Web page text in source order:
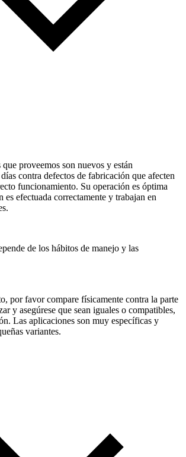
proveemos son nuevos y están
contra defectos de fabricación que afecten
funcionamiento. Su operación es óptima
es efectuada correctamente y trabajan en
de los hábitos de manejo y las
por favor compare físicamente contra la parte
y asegúrese que sean iguales o compatibles,
Las aplicaciones son muy específicas y
variantes.